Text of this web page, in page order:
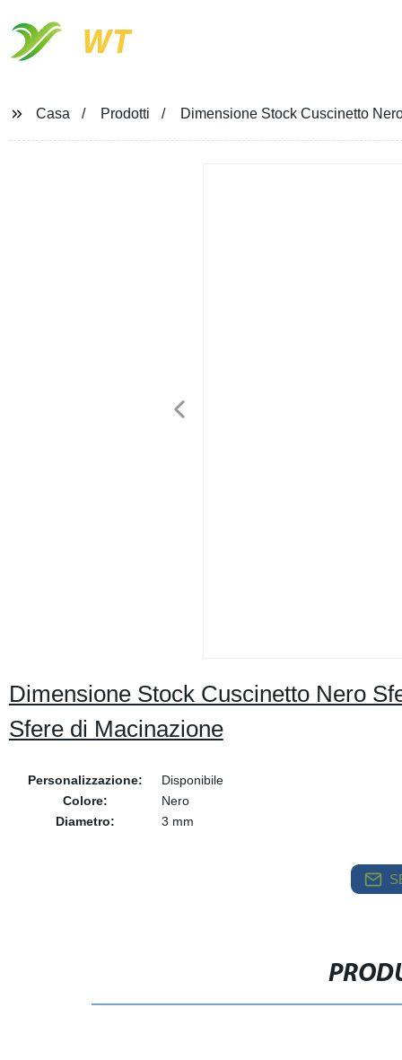
WT
Casa Prodotti Dimensione Stock Cuscinetto
Dimensione Stock Cuscinetto Nero
Sfere di Macinazione
Personalizzazione:
Disponibile
Colore:
Nero
Diametro:
3 mm